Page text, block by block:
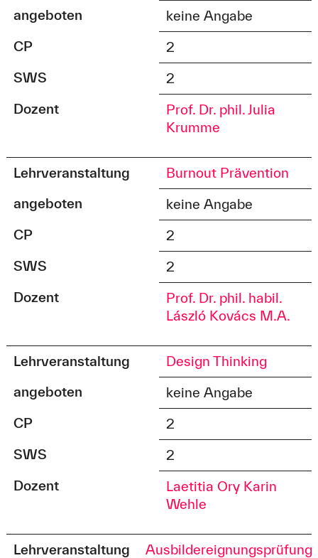
angeboten
keine Angabe
CP
2
SWS
2
Dozent
Prof. Dr. phil. Julia
Krumme
Lehrveranstaltung
Burnout Prävention
angeboten
keine Angabe
CP
2
SWS
2
Dozent
Prof. Dr. phil. habil.
László Kovács M.A.
Lehrveranstaltung
Design Thinking
angeboten
keine Angabe
CP
2
SWS
2
Dozent
Laetitia Ory Karin
Wehle
Lehrveranstaltung
Ausbildereignungsprüfung